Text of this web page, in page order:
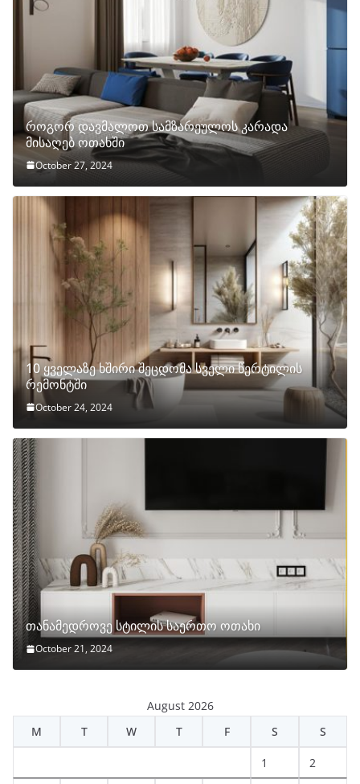
როგორ დავმალოთ სამზარეულოს კარადა
მისაღებ ოთახში
October 27, 2024
10 ყველაზე ხშირი შეცდომა სველი წერტილის
რემონტში
October 24, 2024
თანამედროვე სტილის საერთო ოთახი
October 21, 2024
August 2026
M
T W T F S S
1 2